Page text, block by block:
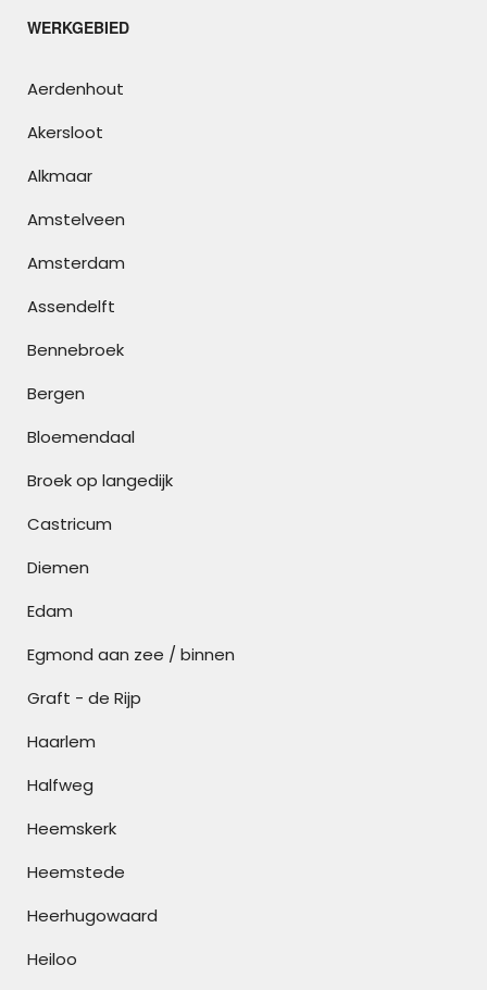
WERKGEBIED
Aerdenhout
Akersloot
Alkmaar
Amstelveen
Amsterdam
Assendelft
Bennebroek
Bergen
Bloemendaal
Broek op langedijk
Castricum
Diemen
Edam
Egmond aan zee / binnen
Graft - de Rijp
Haarlem
Halfweg
Heemskerk
Heemstede
Heerhugowaard
Heiloo